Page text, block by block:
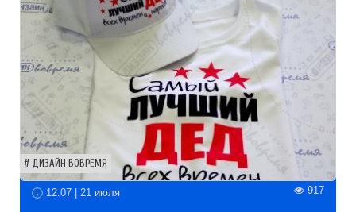
ДИЗАЙН ВОВРЕМЯ
12:07 | 21 июля 917